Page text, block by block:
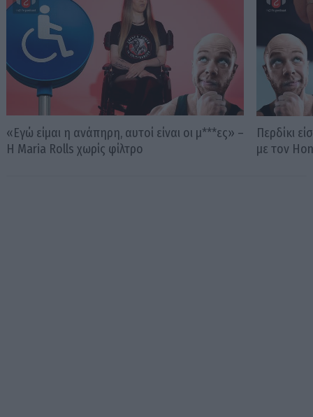
«Εγώ είμαι η ανάπηρη, αυτοί είναι οι μ***ες» –
Η Maria Rolls χωρίς φίλτρο
Περδίκι
με τον